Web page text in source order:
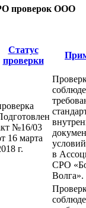
проверок ООО
Статус
проверки
№16/03
16 марта
г.
в
СРО
Волга».